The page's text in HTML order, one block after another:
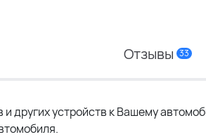
Отзывы 33
других устройств к Вашему